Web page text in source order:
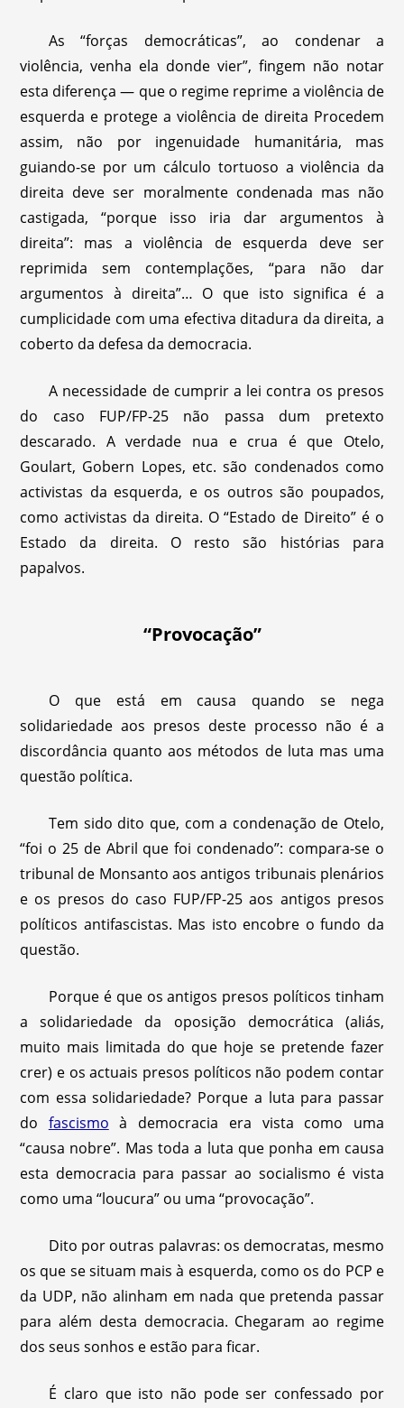
As “forças democráticas”, ao condenar a
violência, venha ela donde vier”, fingem não notar
esta diferença — que o regime reprime a violência de
esquerda e protege a violência de direita Procedem
assim, não por ingenuidade humanitária, mas
guiando-se por um cálculo tortuoso a violência da
direita deve ser moralmente condenada mas não
castigada, “porque isso iria dar argumentos à
direita”: mas a violência de esquerda deve ser
reprimida sem contemplações, “para não dar
argumentos à direita”… O que isto significa é a
cumplicidade com uma efectiva ditadura da direita, a
coberto da defesa da democracia.
A necessidade de cumprir a lei contra os presos
do caso FUP/FP-25 não passa dum pretexto
descarado. A verdade nua e crua é que Otelo,
Goulart, Gobern Lopes, etc. são condenados como
activistas da esquerda, e os outros são poupados,
como activistas da direita. O “Estado de Direito” é o
Estado da direita. O resto são histórias para
papalvos.
“Provocação”
O que está em causa quando se nega
solidariedade aos presos deste processo não é a
discordância quanto aos métodos de luta mas uma
questão política.
Tem sido dito que, com a condenação de Otelo,
“foi o 25 de Abril que foi condenado”: compara-se o
tribunal de Monsanto aos antigos tribunais plenários
e os presos do caso FUP/FP-25 aos antigos presos
políticos antifascistas. Mas isto encobre o fundo da
questão.
Porque é que os antigos presos políticos tinham
a solidariedade da oposição democrática (aliás,
muito mais limitada do que hoje se pretende fazer
crer) e os actuais presos políticos não podem contar
com essa solidariedade? Porque a luta para passar
do fascismo à democracia era vista como uma
“causa nobre”. Mas toda a luta que ponha em causa
esta democracia para passar ao socialismo é vista
como uma “loucura” ou uma “provocação”.
Dito por outras palavras: os democratas, mesmo
os que se situam mais à esquerda, como os do PCP e
da UDP, não alinham em nada que pretenda passar
para além desta democracia. Chegaram ao regime
dos seus sonhos e estão para ficar.
É claro que isto não pode ser confessado por